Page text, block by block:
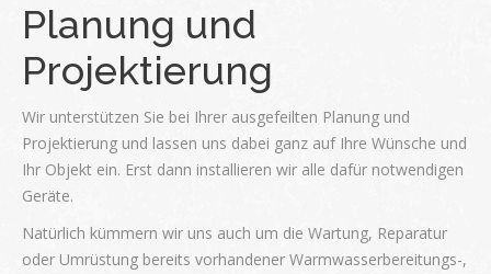
Planung und
Projektierung
Wir unterstützen Sie bei Ihrer ausgefeilten Planung und
Projektierung und lassen uns dabei ganz auf Ihre Wünsche und
Ihr Objekt ein. Erst dann installieren wir alle dafür notwendigen
Geräte.
Natürlich kümmern wir uns auch um die Wartung, Reparatur
oder Umrüstung bereits vorhandener Warmwasserbereitungs-,